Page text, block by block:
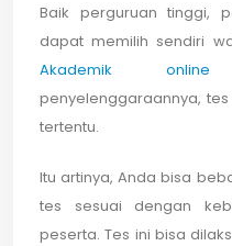
Baik perguruan tinggi,
dapat memilih sendiri
Akademik online
penyelenggaraannya,
tertentu.
Itu artinya, Anda bisa
tes sesuai dengan
peserta. Tes ini bisa